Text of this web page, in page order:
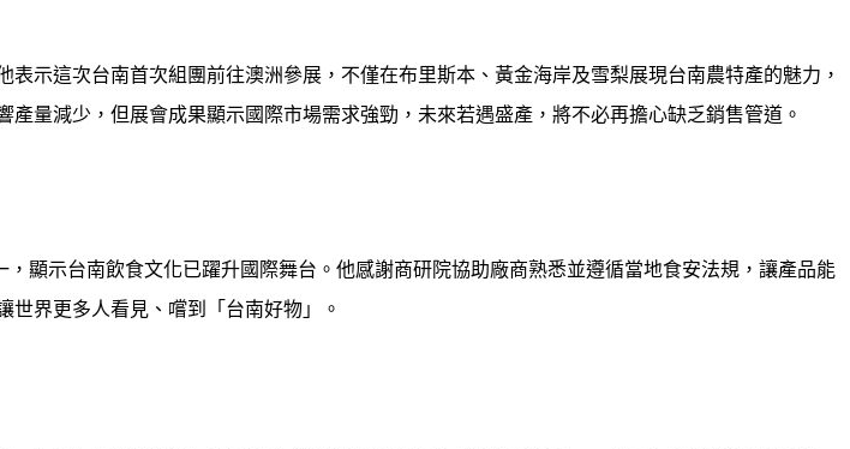
示這次台南首次組團前往澳洲參展，不僅在布里斯本、黃金海岸及雪梨展現台南農特產的魅力，
量減少，但展會成果顯示國際市場需求強勁，未來若遇盛產，將不必再擔心缺乏銷售管道。
顯示台南飲食文化已躍升國際舞台。他感謝商研院協助廠商熟悉並遵循當地食安法規，讓產品能
界更多人看見、嚐到「台南好物」。